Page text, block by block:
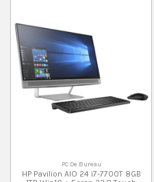
PC De Bureau
HP Pavilion AIO 24 i7-7700T 8GB